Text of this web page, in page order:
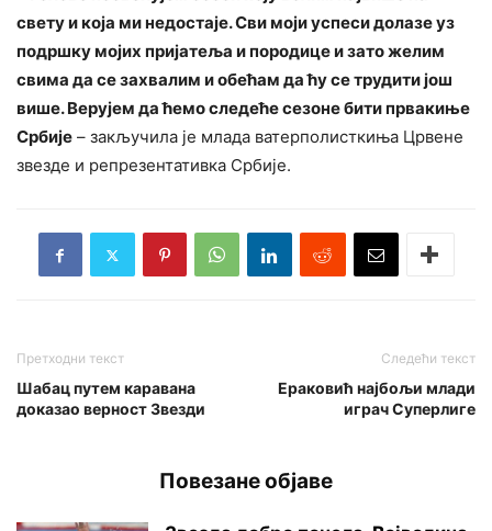
свету и која ми недостаје. Сви моји успеси долазе уз
подршку мојих пријатеља и породице и зато желим
свима да се захвалим и обећам да ћу се трудити још
више. Верујем да ћемо следеће сезоне бити првакиње
Србије – закључила је млада ватерполисткиња Црвене
звезде и репрезентативка Србије.
Претходни текст
Шабац путем каравана
доказао верност Звезди
Следећи текст
Ераковић најбољи млади
играч Суперлиге
Повезане објаве